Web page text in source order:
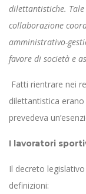
dilettantistiche.
collaborazione
amministrativo-
favore di società e
Fatti rientrare nei
dilettantistica
prevedeva
I lavoratori
Il decreto
definizioni: